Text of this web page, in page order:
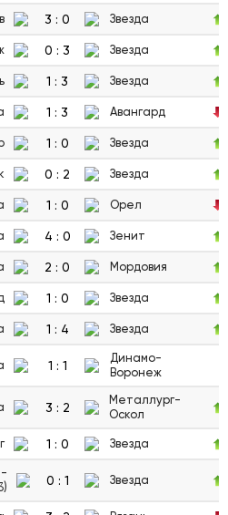
3 : 0 Звезда
0 : 3 Звезда
1 : 3 Звезда
1 : 3 Авангард
1 : 0 Звезда
0 : 2 Звезда
1 : 0 Орел
4 : 0 Зенит
2 : 0 Мордовия
1 : 0 Звезда
1 : 4 Звезда
1 : 1
Динамо-
Воронеж
3 : 2
Металлург-
Оскол
1 : 0 Звезда
0 : 1 Звезда